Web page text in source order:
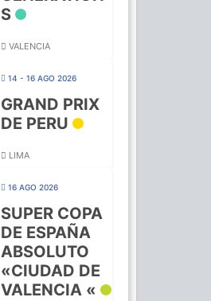
S
VALENCIA
14 - 16 AGO 2026
GRAND PRIX
DE PERU
LIMA
16 AGO 2026
SUPER COPA
DE ESPAÑA
ABSOLUTO
«CIUDAD DE
VALENCIA «